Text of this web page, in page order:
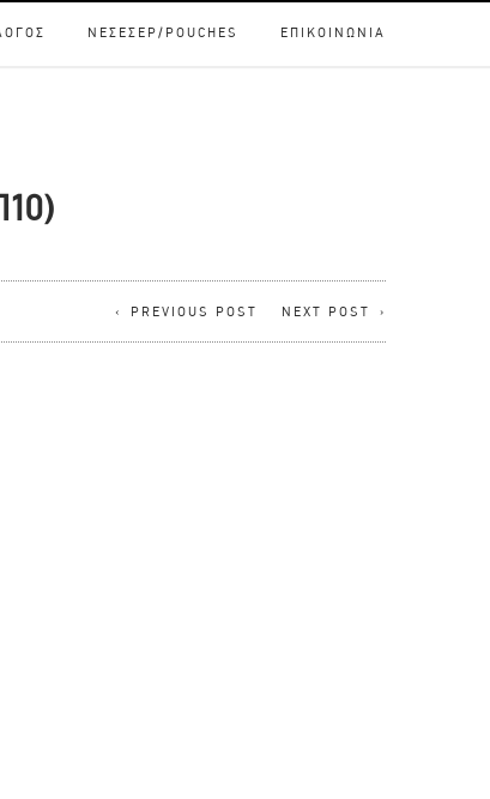
ΝΕΣΕΣΈΡ/POUCHES ΕΠΙΚΟΙΝΩΝΙΑ
NEXT POST
PREVIOUS POST